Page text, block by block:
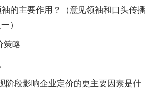
主要作用？（意见领袖和口头传播
）
略
段影响企业定价的更主要因素是什